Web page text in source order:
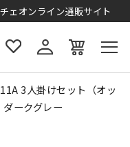
ェオンライン通販サイト
3人掛けセット（オッ
ークグレー